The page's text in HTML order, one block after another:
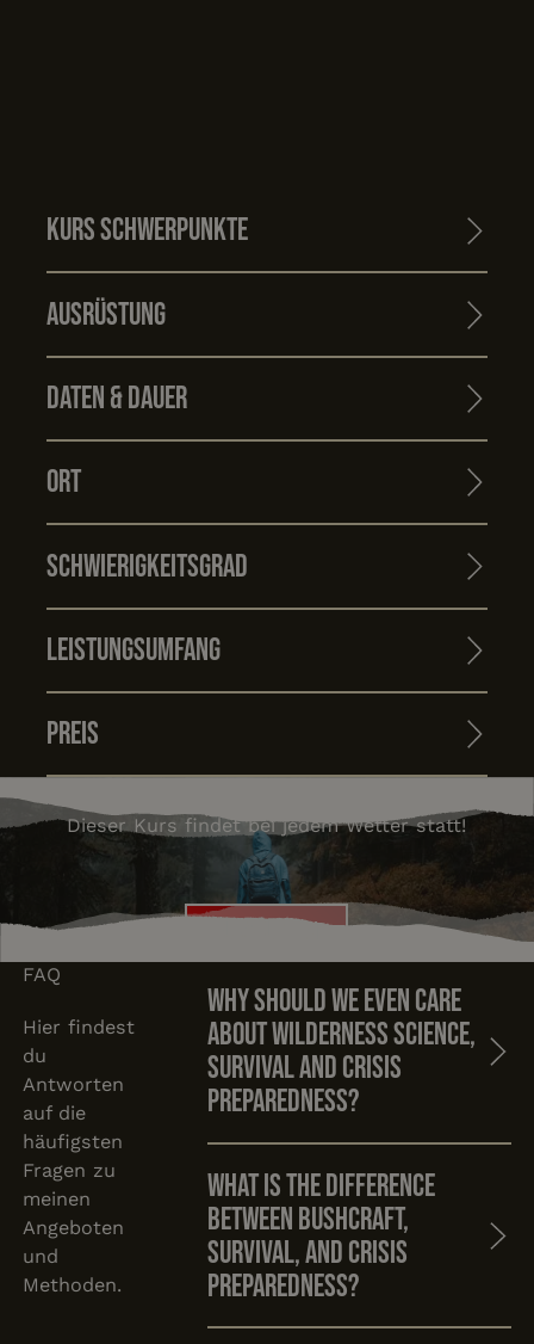
Kurs Schwerpunkte
Ausrüstung
Daten & Dauer
Ort
Schwierigkeitsgrad
Leistungsumfang
Preis
Dieser Kurs findet bei jedem Wetter statt!
Kurs buchen
Kurs buchen
FAQ
Hier findest
du
Antworten
auf die
häufigsten
Fragen zu
meinen
Angeboten
und
Methoden.
Why should we even care
about wilderness science,
survival and crisis
preparedness?
What is the difference
between Bushcraft,
Survival, and Crisis
Preparedness?